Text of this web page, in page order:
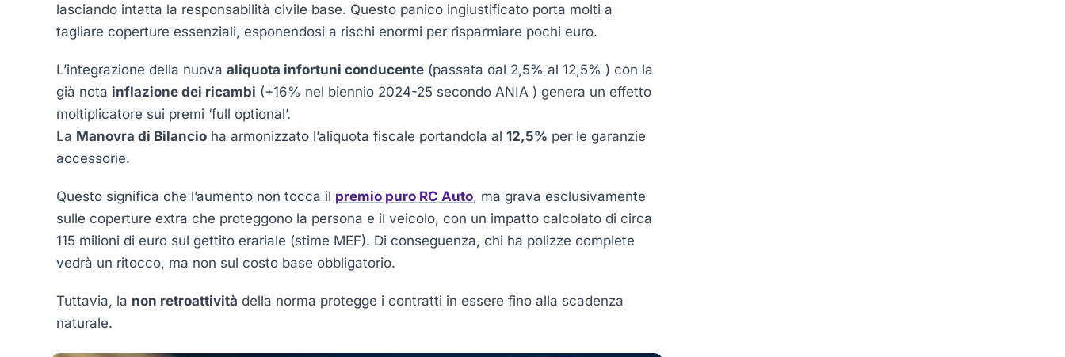
lasciando intatta la responsabilità civile base. Questo panico ingiustificato porta molti a
tagliare coperture essenziali, esponendosi a rischi enormi per risparmiare pochi euro.
L’integrazione della nuova aliquota infortuni conducente(passata dal 2,5% al 12,5% ) con la
già nota inflazione dei ricambi (+16% nel biennio 2024-25 secondo ANIA ) genera un effetto
moltiplicatore sui premi ‘full optional’.
La Manovra di Bilancioha armonizzato l’aliquota fiscale portandola al 12,5% per le garanzie
accessorie.
Questo significa che l’aumento non tocca il premio puro RC Auto, ma grava esclusivamente
sulle coperture extra che proteggono la persona e il veicolo, con un impatto calcolato di circa
115 milioni di euro sul gettito erariale (stime MEF). Di conseguenza, chi ha polizze complete
vedrà un ritocco, ma non sul costo base obbligatorio.
Tuttavia, la non retroattività della norma protegge i contratti in essere fino alla scadenza
naturale.